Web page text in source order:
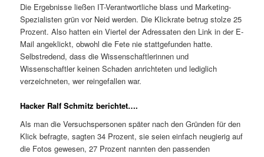
Die Ergebnisse ließen IT-Verantwortliche blass und Marketing-
Spezialisten grün vor Neid werden. Die Klickrate betrug stolze 25
Prozent. Also hatten ein Viertel der Adressaten den Link in der E-
Mail angeklickt, obwohl die Fete nie stattgefunden hatte.
Selbstredend, dass die Wissenschaftlerinnen und
Wissenschaftler keinen Schaden anrichteten und lediglich
verzeichneten, wer reingefallen war.
Hacker Ralf Schmitz berichtet….
Als man die Versuchspersonen später nach den Gründen für den
Klick befragte, sagten 34 Prozent, sie seien einfach neugierig auf
die Fotos gewesen, 27 Prozent nannten den passenden